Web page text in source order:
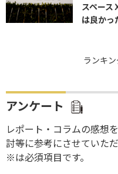
スペース
は良かっ
ランキ
アンケート
レポート・コラムの感想
討等に参考にさせていただ
※は必須項目です。